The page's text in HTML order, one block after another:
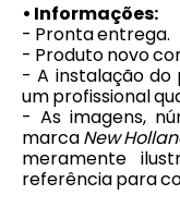
• Informações:
- Pronta entrega.
- Produto novo
- A instalação
um profissional
- As imagens,
marcaNew
meramente
referência para